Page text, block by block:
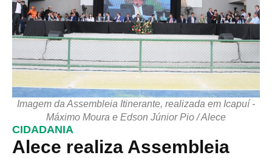
Imagem da Assembleia Itinerante, realizada em Icapuí -
Máximo Moura e Edson Júnior Pio / Alece
CIDADANIA
Alece realiza Assembleia